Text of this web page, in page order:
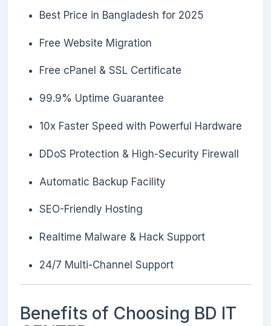
Best Price in Bangladesh for 2025
Free Website Migration
Free cPanel & SSL Certificate
99.9% Uptime Guarantee
10x Faster Speed with Powerful Hardware
DDoS Protection & High-Security Firewall
Automatic Backup Facility
SEO-Friendly Hosting
Realtime Malware & Hack Support
24/7 Multi-Channel Support
Benefits of Choosing BD IT